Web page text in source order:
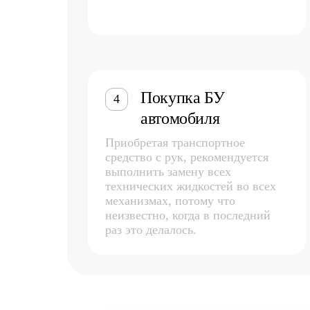
4
Покупка БУ
автомобиля
Приобретая транспортное
средство с рук, рекомендуется
выполнить замену всех
технических жидкостей во всех
механизмах, потому что
неизвестно, когда в последний
раз это делалось.